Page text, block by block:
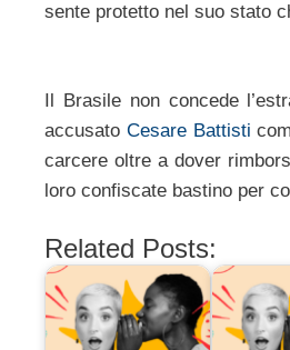
sente protetto nel suo stato
Il Brasile non concede
accusato Cesare Battisti
carcere oltre a dover
loro confiscate bastino per
Related Posts: